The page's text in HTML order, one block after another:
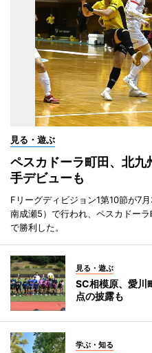
見る・遊ぶ
ペスカドーラ町田、北
手デビューも
Fリーグディビジョン1第10節が7
南成瀬5）で行われ、ペスカドー
で勝利した。
見る・遊ぶ
SC相模原、愛
点の披露も
学ぶ・知る